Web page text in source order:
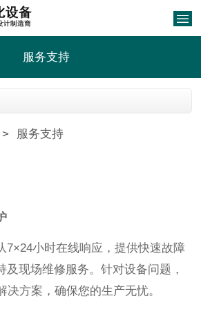
服务支持
> 服务支持
7×24小时在线响应，提供快速故障
及现场维修服务。针对设备问题，
决方案，确保您的生产无忧。